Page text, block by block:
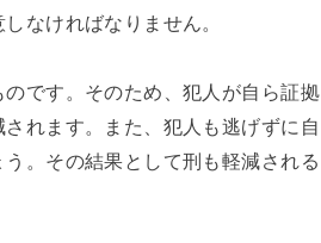
なければなりません。
です。そのため、犯人が自ら証拠
れます。また、犯人も逃げずに自
。その結果として刑も軽減される